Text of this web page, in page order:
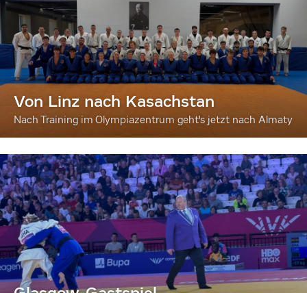
Von Linz nach Kasachstan
Nach Training im Olympiazentrum geht's jetzt nach Almaty